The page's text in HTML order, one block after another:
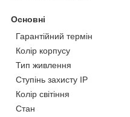
Основні
Гарантійний термін
Колір корпусу
Тип живлення
Ступінь захисту IP
Колір світіння
Стан